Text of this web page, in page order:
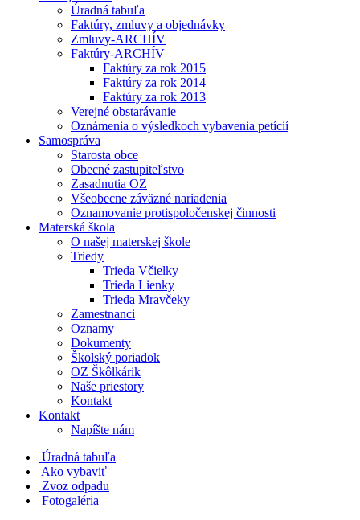
Úradná tabuľa
Faktúry, zmluvy a objednávky
Zmluvy-ARCHÍV
Faktúry-ARCHÍV
Faktúry za rok 2015
Faktúry za rok 2014
Faktúry za rok 2013
Verejné obstarávanie
Oznámenia o výsledkoch vybavenia petícií
Samospráva
Starosta obce
Obecné zastupiteľstvo
Zasadnutia OZ
Všeobecne záväzné nariadenia
Oznamovanie protispoločenskej činnosti
Materská škola
O našej materskej škole
Triedy
Trieda Včielky
Trieda Lienky
Trieda Mravčeky
Zamestnanci
Oznamy
Dokumenty
Školský poriadok
OZ Škôlkárik
Naše priestory
Kontakt
Kontakt
Napíšte nám
Úradná tabuľa
Ako vybaviť
Zvoz odpadu
Fotogaléria